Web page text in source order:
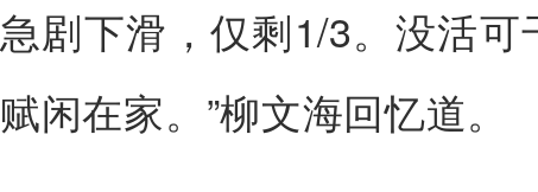
急剧下滑，仅剩1/3。没活可
赋闲在家。”柳文海回忆道。